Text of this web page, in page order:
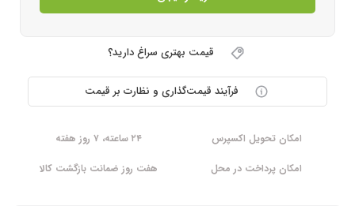
قیمت بهتری سراغ دارید؟
فرآیند قیمت‌گذاری و نظارت بر قیمت
امکان تحویل اکسپرس
۲۴ ساعته، ۷ روز هفته
امکان پرداخت در محل
هفت روز ضمانت بازگشت کالا